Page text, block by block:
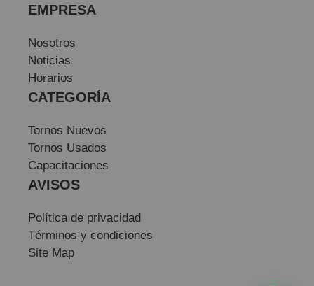
EMPRESA
Nosotros
Noticias
Horarios
CATEGORÍA
Tornos Nuevos
Tornos Usados
Capacitaciones
AVISOS
Política de privacidad
Términos y condiciones
Site Map